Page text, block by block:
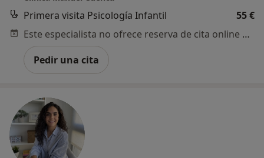
Primera visita Psicología Infantil
55 €
Este especialista no ofrece reserva de cita online en esta dirección.
Pedir una cita